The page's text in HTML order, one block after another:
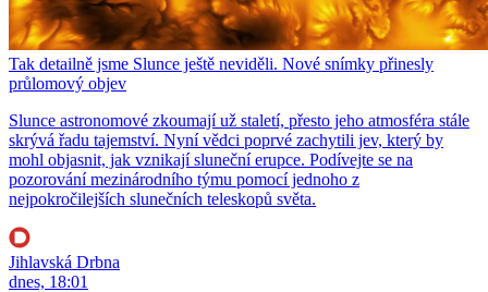
Tak detailně jsme Slunce ještě neviděli. Nové snímky přinesly
průlomový objev
Slunce astronomové zkoumají už staletí, přesto jeho atmosféra stále
skrývá řadu tajemství. Nyní vědci poprvé zachytili jev, který by
mohl objasnit, jak vznikají sluneční erupce. Podívejte se na
pozorování mezinárodního týmu pomocí jednoho z
nejpokročilejších slunečních teleskopů světa.
Jihlavská Drbna
dnes, 18:01